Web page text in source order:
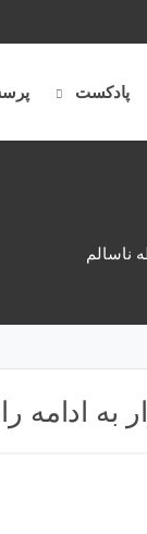
پادکست
ناسالم
به ادامه